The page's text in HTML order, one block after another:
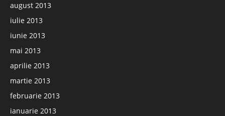
august 2013
iulie 2013
iunie 2013
mai 2013
aprilie 2013
martie 2013
februarie 2013
ianuarie 2013